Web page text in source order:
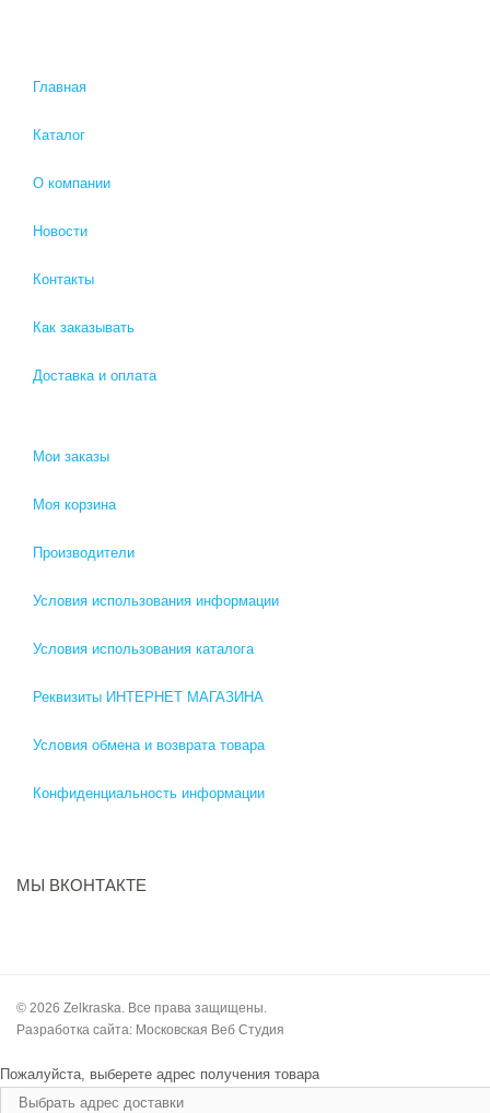
Главная
Каталог
О компании
Новости
Контакты
Как заказывать
Доставка и оплата
Мои заказы
Моя корзина
Производители
Условия использования информации
Условия использования каталога
Реквизиты ИНТЕРНЕТ МАГАЗИНА
Условия обмена и возврата товара
Конфиденциальность информации
МЫ ВКОНТАКТЕ
© 2026 Zelkraska. Все права защищены.
Разработка сайта: Московская Веб Студия
Пожалуйста, выберете адрес получения товара